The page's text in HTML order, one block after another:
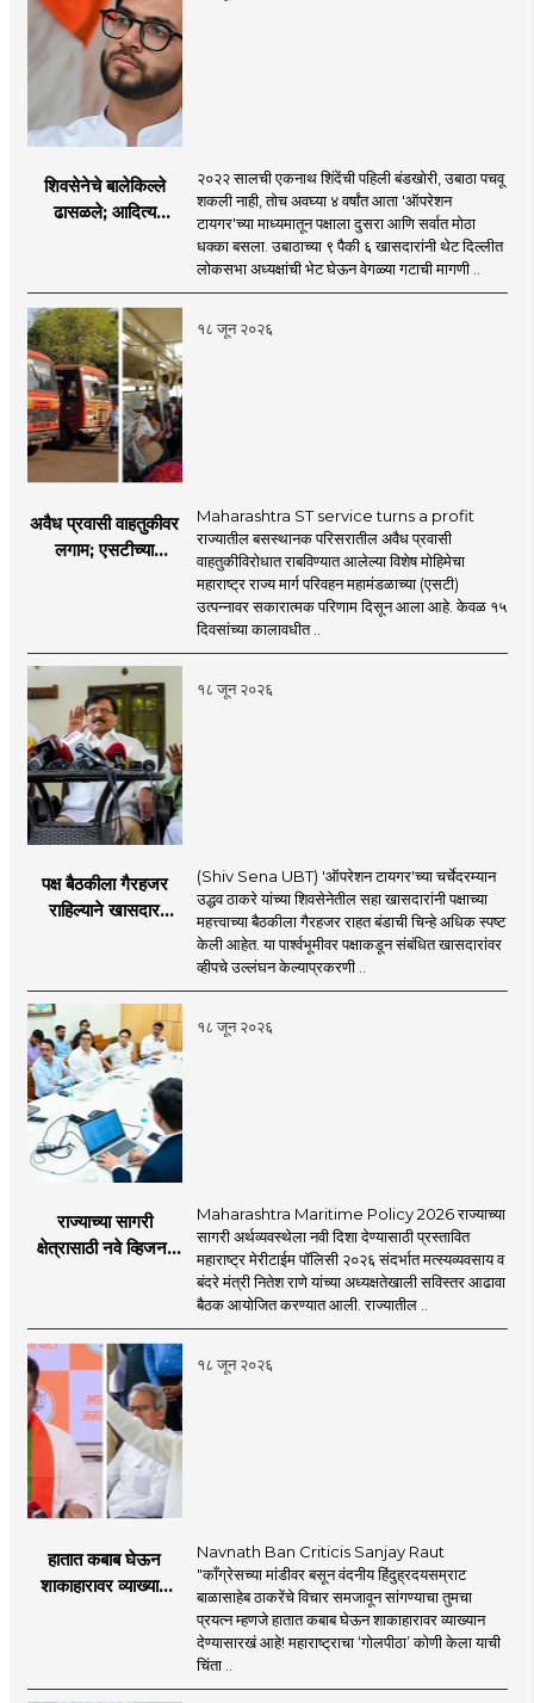
शिवसेनेचे बालेकिल्ले
ढासळले; आदित्य
नेमका कुठे चुकला?
२०२२ सालची एकनाथ शिंदेंची पहिली बंडखोरी, उबाठा पचवू
शकली नाही, तोच अवघ्या ४ वर्षांत आता 'ऑपरेशन
टायगर'च्या माध्यमातून पक्षाला दुसरा आणि सर्वात मोठा
धक्का बसला. उबाठाच्या ९ पैकी ६ खासदारांनी थेट दिल्लीत
लोकसभा अध्यक्षांची भेट घेऊन वेगळ्या गटाची मागणी ..
१८ जून २०२६
अवैध प्रवासी वाहतुकीवर
लगाम; एसटीच्या
Maharashtra ST service turns a profit
राज्यातील बसस्थानक परिसरातील अवैध प्रवासी
वाहतुकीविरोधात राबविण्यात आलेल्या विशेष मोहिमेचा
महाराष्ट्र राज्य मार्ग परिवहन महामंडळाच्या (एसटी)
उत्पन्नावर सकारात्मक परिणाम दिसून आला आहे. केवळ १५
दिवसांच्या कालावधीत ..
१८ जून २०२६
पक्ष बैठकीला गैरहजर
राहिल्याने खासदार
काय सांगतो?
(Shiv Sena UBT) 'ऑपरेशन टायगर'च्या चर्चेदरम्यान
उद्धव ठाकरे यांच्या शिवसेनेतील सहा खासदारांनी पक्षाच्या
महत्त्वाच्या बैठकीला गैरहजर राहत बंडाची चिन्हे अधिक स्पष्ट
केली आहेत. या पार्श्वभूमीवर पक्षाकडून संबंधित खासदारांवर
व्हीपचे उल्लंघन केल्याप्रकरणी ..
१८ जून २०२६
राज्याच्या सागरी
क्षेत्रासाठी नवे व्हिजन;
प्रस्ताव
Maharashtra Maritime Policy 2026 राज्याच्या
सागरी अर्थव्यवस्थेला नवी दिशा देण्यासाठी प्रस्तावित
महाराष्ट्र मेरीटाईम पॉलिसी २०२६ संदर्भात मत्स्यव्यवसाय व
बंदरे मंत्री नितेश राणे यांच्या अध्यक्षतेखाली सविस्तर आढावा
बैठक आयोजित करण्यात आली. राज्यातील ..
१८ जून २०२६
हातात कबाब घेऊन
शाकाहारावर व्याख्यान
Navnath Ban Criticis Sanjay Raut
"काँग्रेसच्या मांडीवर बसून वंदनीय हिंदुह्रदयसम्राट
बाळासाहेब ठाकरेंचे विचार समजावून सांगण्याचा तुमचा
प्रयत्न म्हणजे हातात कबाब घेऊन शाकाहारावर व्याख्यान
देण्यासारखं आहे! महाराष्ट्राचा ‘गोलपीठा’ कोणी केला याची
चिंता ..